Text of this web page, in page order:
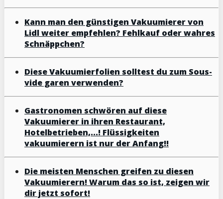
Kann man den günstigen Vakuumierer von
Lidl weiter empfehlen? Fehlkauf oder wahres
Schnäppchen?
Diese Vakuumierfolien solltest du zum Sous-
vide garen verwenden?
Gastronomen schwören auf diese
Vakuumierer in ihren Restaurant,
Hotelbetrieben,...! Flüssigkeiten
vakuumierern ist nur der Anfang!!
Die meisten Menschen greifen zu diesen
Vakuumierern! Warum das so ist, zeigen wir
dir jetzt sofort!